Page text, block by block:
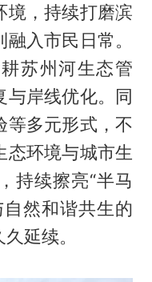
境，持续打磨滨
入市民日常。
苏州河生态管
与岸线优化。同
等多元形式，不
态环境与城市生
持续擦亮“半马
然和谐共生的
延续。